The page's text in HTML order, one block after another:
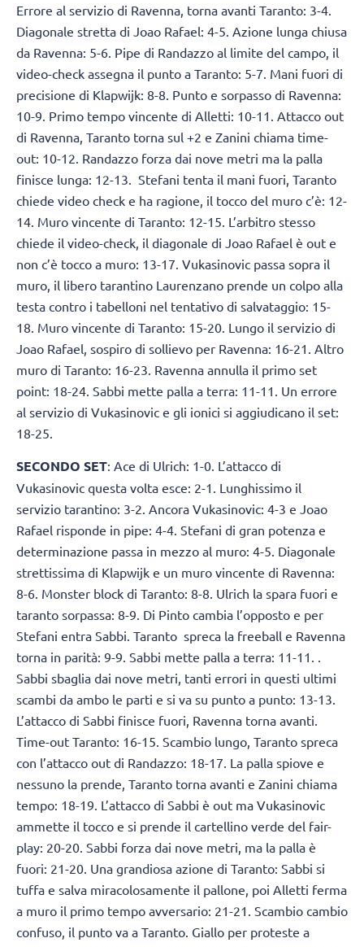
Errore al servizio di Ravenna, torna avanti Taranto: 3-4.
Diagonale stretta di Joao Rafael: 4-5. Azione lunga chiusa
da Ravenna: 5-6. Pipe di Randazzo al limite del campo, il
video-check assegna il punto a Taranto: 5-7. Mani fuori di
precisione di Klapwijk: 8-8. Punto e sorpasso di Ravenna:
10-9. Primo tempo vincente di Alletti: 10-11. Attacco out
di Ravenna, Taranto torna sul +2 e Zanini chiama time-
out: 10-12. Randazzo forza dai nove metri ma la palla
finisce lunga: 12-13. Stefani tenta il mani fuori, Taranto
chiede video check e ha ragione, il tocco del muro c’è: 12-
14. Muro vincente di Taranto: 12-15. L’arbitro stesso
chiede il video-check, il diagonale di Joao Rafael è out e
non c’è tocco a muro: 13-17. Vukasinovic passa sopra il
muro, il libero tarantino Laurenzano prende un colpo alla
testa contro i tabelloni nel tentativo di salvataggio: 15-
18. Muro vincente di Taranto: 15-20. Lungo il servizio di
Joao Rafael, sospiro di sollievo per Ravenna: 16-21. Altro
muro di Taranto: 16-23. Ravenna annulla il primo set
point: 18-24. Sabbi mette palla a terra: 11-11. Un errore
al servizio di Vukasinovic e gli ionici si aggiudicano il set:
18-25.
SECONDO SET: Ace di Ulrich: 1-0. L’attacco di
Vukasinovic questa volta esce: 2-1. Lunghissimo il
servizio tarantino: 3-2. Ancora Vukasinovic: 4-3 e Joao
Rafael risponde in pipe: 4-4. Stefani di gran potenza e
determinazione passa in mezzo al muro: 4-5. Diagonale
strettissima di Klapwijk e un muro vincente di Ravenna:
8-6. Monster block di Taranto: 8-8. Ulrich la spara fuori e
taranto sorpassa: 8-9. Di Pinto cambia l’opposto e per
Stefani entra Sabbi. Taranto spreca la freeball e Ravenna
torna in parità: 9-9. Sabbi mette palla a terra: 11-11. .
Sabbi sbaglia dai nove metri, tanti errori in questi ultimi
scambi da ambo le parti e si va su punto a punto: 13-13.
L’attacco di Sabbi finisce fuori, Ravenna torna avanti.
Time-out Taranto: 16-15. Scambio lungo, Taranto spreca
con l’attacco out di Randazzo: 18-17. La palla spiove e
nessuno la prende, Taranto torna avanti e Zanini chiama
tempo: 18-19. L’attacco di Sabbi è out ma Vukasinovic
ammette il tocco e si prende il cartellino verde del fair-
play: 20-20. Sabbi forza dai nove metri, ma la palla è
fuori: 21-20. Una grandiosa azione di Taranto: Sabbi si
tuffa e salva miracolosamente il pallone, poi Alletti ferma
a muro il primo tempo avversario: 21-21. Scambio cambio
confuso, il punto va a Taranto. Giallo per proteste a